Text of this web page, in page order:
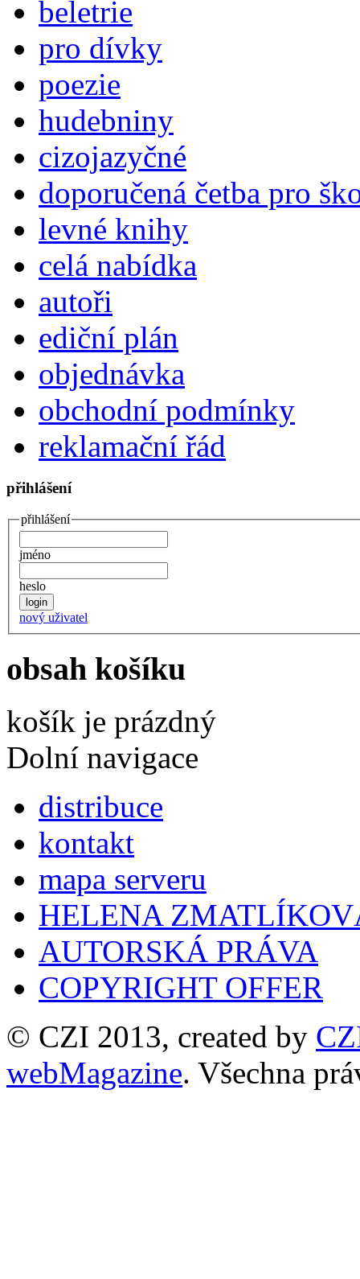
beletrie
pro dívky
poezie
hudebniny
cizojazyčné
doporučená četba pro
levné knihy
celá nabídka
autoři
ediční plán
objednávka
obchodní podmínky
reklamační řád
přihlášení
přihlášení
jméno
heslo
nový uživatel
obsah košíku
košík je prázdný
Dolní navigace
distribuce
kontakt
mapa serveru
HELENA
AUTORSKÁ PRÁVA
COPYRIGHT OFFER
© CZI 2013, created by
webMagazine. Všechna